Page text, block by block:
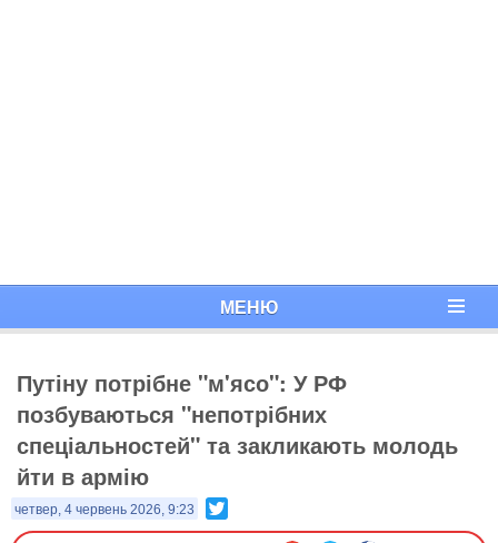
МЕНЮ
Путіну потрібне "м'ясо": У РФ
позбуваються "непотрібних
спеціальностей" та закликають молодь
йти в армію
четвер, 4 червень 2026, 9:23